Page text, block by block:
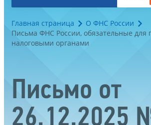
Главная страница
О ФНС России
Письма ФНС России, обязательные для
налоговыми органами
Письмо от
26.12.2025